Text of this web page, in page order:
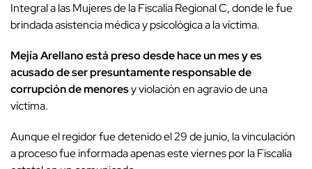
Integral a las Mujeres de la Fiscalía Regional C, donde le fue
brindada asistencia médica y psicológica a la víctima.
Mejía Arellano está preso desde hace un mes y es
acusado de ser presuntamente responsable de
corrupción de menoresy violación en agravio de una
víctima.
Aunque el regidor fue detenido el 29 de junio, la vinculación
a proceso fue informada apenas este viernes por la Fiscalía